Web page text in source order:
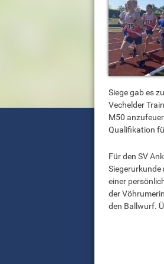
Siege gab es
Vechelder
M50
Qualifikation
Für den SV
Siegerurkunde
einer
der
den